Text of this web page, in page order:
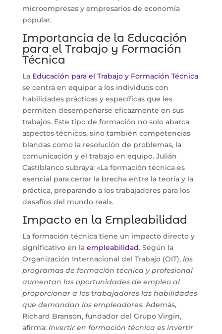
microempresas y empresarios de economía
popular.
Importancia de la Educación
para el Trabajo y Formación
Técnica
La Educación para el Trabajo y Formación Técnica
se centra en equipar a los individuos con
habilidades prácticas y específicas que les
permiten desempeñarse eficazmente en sus
trabajos. Este tipo de formación no solo abarca
aspectos técnicos, sino también competencias
blandas como la resolución de problemas, la
comunicación y el trabajo en equipo. Julián
Castiblanco subraya: «La formación técnica es
esencial para cerrar la brecha entre la teoría y la
práctica, preparando a los trabajadores para los
desafíos del mundo real».
Impacto en la Empleabilidad
La formación técnica tiene un impacto directo y
significativo en la empleabilidad. Según la
Organización Internacional del Trabajo (OIT), los
programas de formación técnica y profesional
aumentan las oportunidades de empleo al
proporcionar a los trabajadores las habilidades
que demandan los empleadores. Además,
Richard Branson, fundador del Grupo Virgin,
afirma: Invertir en formación técnica es invertir